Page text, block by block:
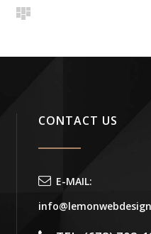
CONTACT US
E-MAIL: